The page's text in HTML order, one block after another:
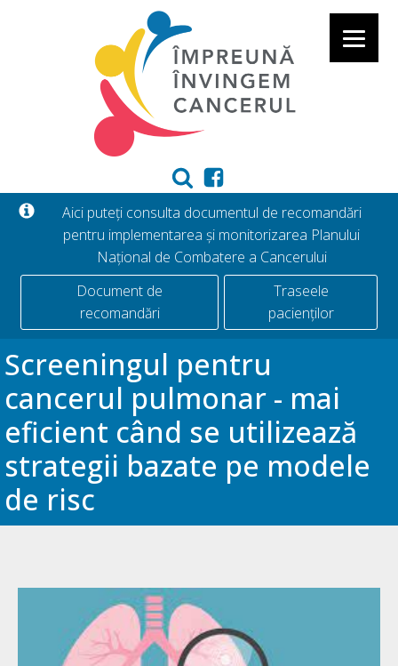
Aici puteți consulta documentul de recomandări
pentru implementarea și monitorizarea Planului
Național de Combatere a Cancerului
Document de
recomandări
Traseele
pacienților
Screeningul pentru
cancerul pulmonar - mai
eficient când se utilizează
strategii bazate pe modele
de risc